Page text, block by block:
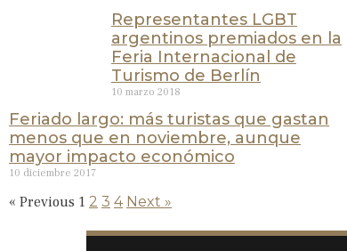
Representantes LGBT
argentinos premiados en la
Feria Internacional de
Turismo de Berlín
10 marzo 2018
Feriado largo: más turistas que gastan
menos que en noviembre, aunque
mayor impacto económico
10 diciembre 2017
« Previous 1 2 3 4 Next »